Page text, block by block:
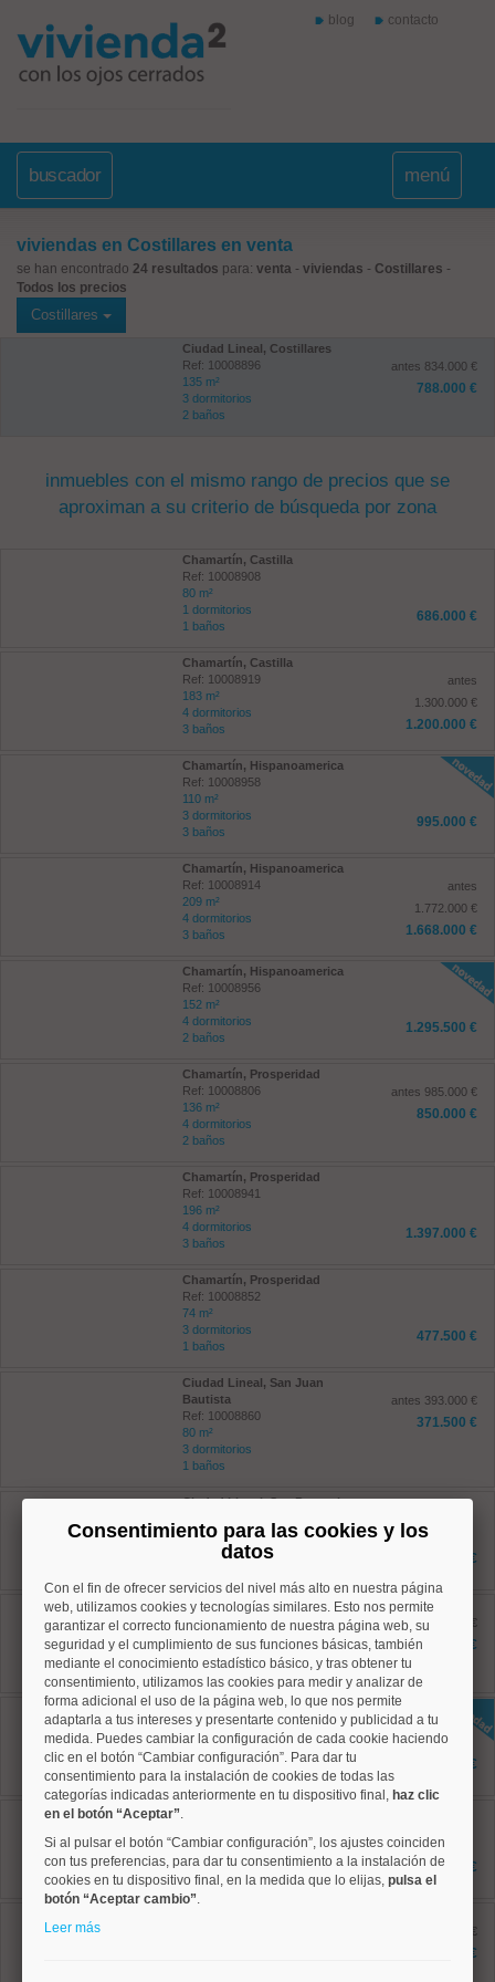
blog contacto
buscador menú
viviendas en Costillares en venta
se han encontrado 24 resultados para: venta - viviendas - Costillares -
Todos los precios
Costillares
Ciudad Lineal, Costillares
Ref: 10008896
135 m²
3 dormitorios
2 baños
antes 834.000 €
788.000 €
inmuebles con el mismo rango de precios que se
aproximan a su criterio de búsqueda por zona
Chamartín, Castilla
Ref: 10008908
80 m²
1 dormitorios
1 baños
686.000 €
Chamartín, Castilla
Ref: 10008919
183 m²
4 dormitorios
3 baños
antes
1.300.000 €
1.200.000 €
Chamartín, Hispanoamerica
Ref: 10008958
110 m²
3 dormitorios
3 baños
995.000 €
Chamartín, Hispanoamerica
Ref: 10008914
209 m²
4 dormitorios
3 baños
antes
1.772.000 €
1.668.000 €
Chamartín, Hispanoamerica
Ref: 10008956
152 m²
4 dormitorios
2 baños
1.295.500 €
Chamartín, Prosperidad
Ref: 10008806
136 m²
4 dormitorios
2 baños
antes 985.000 €
850.000 €
Chamartín, Prosperidad
Ref: 10008941
196 m²
4 dormitorios
3 baños
1.397.000 €
Chamartín, Prosperidad
Ref: 10008852
74 m²
3 dormitorios
1 baños
477.500 €
Ciudad Lineal, San Juan
Bautista
Ref: 10008860
80 m²
3 dormitorios
1 baños
antes 393.000 €
371.500 €
Ciudad Lineal, San Pascual
125 m²
3 dormitorios
943.500 €
Hortaleza, Apóstol Santiago
Ref: 10008792
63 m²
3 dormitorios
1 baños
antes 289.000 €
267.000 €
Hortaleza, Apóstol Santiago
Ref: 10008957
73 m²
3 dormitorios
1 baños
392.500 €
110 m²
3 dormitorios
2 baños
751.000 €
antes 403.000 €
358.500 €
Consentimiento para las cookies y los
datos
Con el fin de ofrecer servicios del nivel más alto en nuestra página
web, utilizamos cookies y tecnologías similares. Esto nos permite
garantizar el correcto funcionamiento de nuestra página web, su
seguridad y el cumplimiento de sus funciones básicas, también
mediante el conocimiento estadístico básico, y tras obtener tu
consentimiento, utilizamos las cookies para medir y analizar de
forma adicional el uso de la página web, lo que nos permite
adaptarla a tus intereses y presentarte contenido y publicidad a tu
medida. Puedes cambiar la configuración de cada cookie haciendo
clic en el botón “Cambiar configuración”. Para dar tu
consentimiento para la instalación de cookies de todas las
categorías indicadas anteriormente en tu dispositivo final, haz clic
en el botón “Aceptar”.
Si al pulsar el botón “Cambiar configuración”, los ajustes coinciden
con tus preferencias, para dar tu consentimiento a la instalación de
cookies en tu dispositivo final, en la medida que lo elijas, pulsa el
botón “Aceptar cambio”.
Leer más